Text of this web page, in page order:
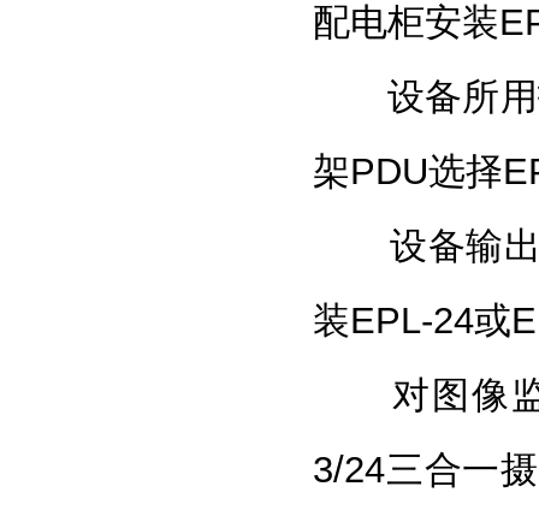
配电柜安装
设备所用
架PDU选择
设备输出
装EPL-24或
对图像监
3/24三合一